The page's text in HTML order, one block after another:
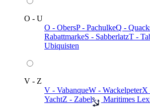
O - U
O - ObersP - PachulkeQ -
RabattmarkeS - SabberlatzT -
Ubiquisten
V - Z
V - VabanqueW - WackelpeterX
YachtZ - Zabel Maritimes